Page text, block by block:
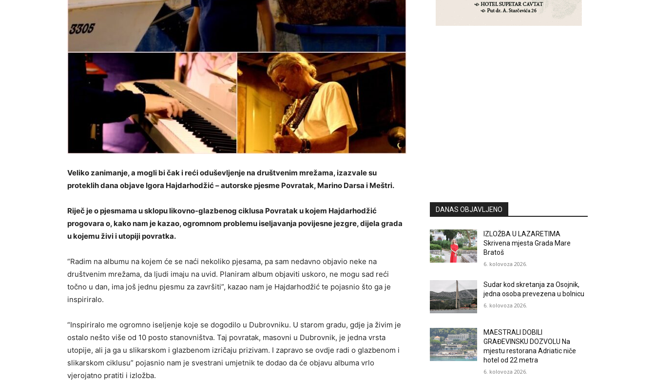
Veliko zanimanje, a mogli bi čak i reći oduševljenje na društvenim mrežama, izazvale su
proteklih dana objave Igora Hajdarhodžić – autorske pjesme Povratak, Marino Darsa i Meštri.
Riječ je o pjesmama u sklopu likovno-glazbenog ciklusa Povratak u kojem Hajdarhodžić
progovara o, kako nam je kazao, ogromnom problemu iseljavanja povijesne jezgre, dijela grada
u kojemu živi i utopiji povratka.
“Radim na albumu na kojem će se naći nekoliko pjesama, pa sam nedavno objavio neke na
društvenim mrežama, da ljudi imaju na uvid. Planiram album objaviti uskoro, ne mogu sad reći
točno u dan, ima još jednu pjesmu za završiti”, kazao nam je Hajdarhodžić te pojasnio što ga je
inspiriralo.
“Inspiriralo me ogromno iseljenje koje se dogodilo u Dubrovniku. U starom gradu, gdje ja živim je
ostalo nešto više od 10 posto stanovništva. Taj povratak, masovni u Dubrovnik, je jedna vrsta
utopije, ali ja ga u slikarskom i glazbenom izričaju prizivam. I zapravo se ovdje radi o glazbenom i
slikarskom ciklusu” pojasnio nam je svestrani umjetnik te dodao da će objavu albuma vrlo
vjerojatno pratiti i izložba.
DANAS OBJAVLJENO
IZLOŽBA U LAZARETIMA
Skrivena mjesta Grada Mare
Bratoš
6. kolovoza 2026.
Sudar kod skretanja za Osojnik,
jedna osoba prevezena u bolnicu
6. kolovoza 2026.
MAESTRALI DOBILI
GRAĐEVINSKU DOZVOLU Na
mjestu restorana Adriatic niče
hotel od 22 metra
6. kolovoza 2026.